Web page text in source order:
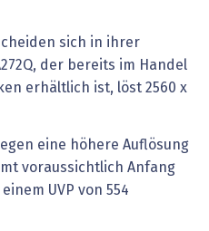
sich in ihrer
der bereits im Handel
erhältlich ist, löst 2560 x
eine höhere Auflösung
voraussichtlich Anfang
UVP von 554